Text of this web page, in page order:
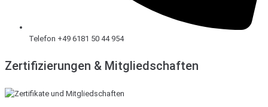
Telefon +49 6181 50 44 954
Zertifizierungen & Mitgliedschaften